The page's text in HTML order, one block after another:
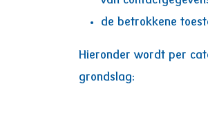
de betrokkene
Hieronder wordt per
grondslag: